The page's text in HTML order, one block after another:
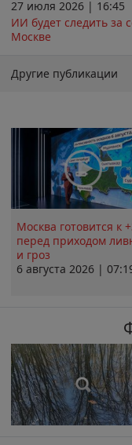
27 июля 2026 | 16:45
ИИ будет следить за
Москве
Другие публикации
Москва готовится к
перед приходом
и гроз
6 августа 2026 |